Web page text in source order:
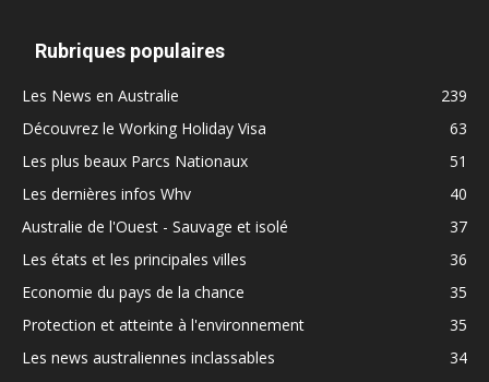
Rubriques populaires
Les News en Australie
239
Découvrez le Working Holiday Visa
63
Les plus beaux Parcs Nationaux
51
Les dernières infos Whv
40
Australie de l'Ouest - Sauvage et isolé
37
Les états et les principales villes
36
Economie du pays de la chance
35
Protection et atteinte à l'environnement
35
Les news australiennes inclassables
34